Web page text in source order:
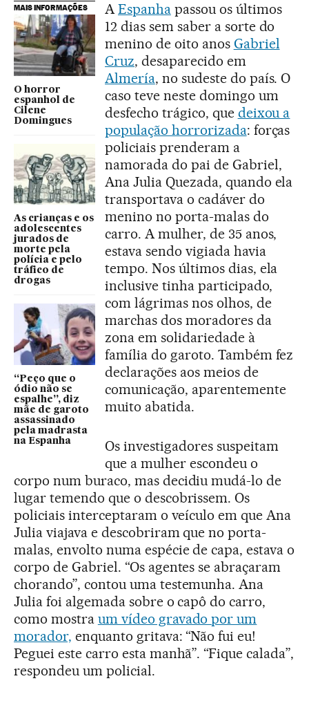
MAIS INFORMAÇÕES
O horror
espanhol de
Cilene
Domingues
As crianças e os
adolescentes
jurados de
morte pela
polícia e pelo
tráfico de
drogas
“Peço que o
ódio não se
espalhe”, diz
mãe de garoto
assassinado
pela madrasta
na Espanha
AEspanhapassou os últimos
12 dias sem saber a sorte do
menino de oito anos Gabriel
Cruz, desaparecido em
Almería, no sudeste do país. O
caso teve neste domingo um
desfecho trágico, que deixou a
população horrorizada: forças
policiais prenderam a
namorada do pai de Gabriel,
Ana Julia Quezada, quando ela
transportava o cadáver do
menino no porta-malas do
carro. A mulher, de 35 anos,
estava sendo vigiada havia
tempo. Nos últimos dias, ela
inclusive tinha participado,
com lágrimas nos olhos, de
marchas dos moradores da
zona em solidariedade à
família do garoto. Também fez
declarações aos meios de
comunicação, aparentemente
muito abatida.
Os investigadores suspeitam
que a mulher escondeu o
corpo num buraco, mas decidiu mudá-lo de
lugar temendo que o descobrissem. Os
policiais interceptaram o veículo em que Ana
Julia viajava e descobriram que no porta-
malas, envolto numa espécie de capa, estava o
corpo de Gabriel. “Os agentes se abraçaram
chorando”, contou uma testemunha. Ana
Julia foi algemada sobre o capô do carro,
como mostra um vídeo gravado por um
morador, enquanto gritava: “Não fui eu!
Peguei este carro esta manhã”. “Fique calada”,
respondeu um policial.